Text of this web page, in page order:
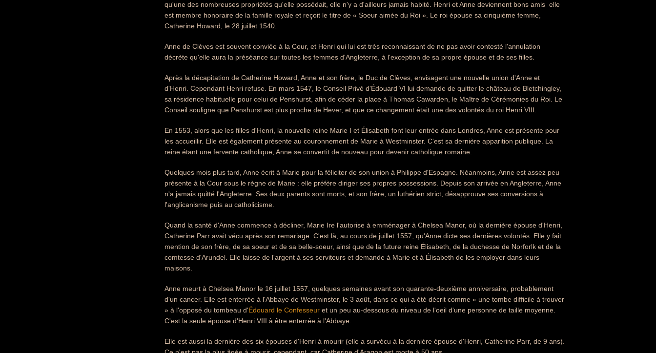
qu'une des nombreuses propriétés qu'elle possédait, elle n'y a d'ailleurs jamais habité. Henri et Anne deviennent bons amis  elle
est membre honoraire de la famille royale et reçoit le titre de « Soeur aimée du Roi ». Le roi épouse sa cinquième femme,
Catherine Howard, le 28 juillet 1540.
Anne de Clèves est souvent conviée à la Cour, et Henri qui lui est très reconnaissant de ne pas avoir contesté l'annulation
décrète qu'elle aura la préséance sur toutes les femmes d'Angleterre, à l'exception de sa propre épouse et de ses filles.
Après la décapitation de Catherine Howard, Anne et son frère, le Duc de Clèves, envisagent une nouvelle union d'Anne et
d'Henri. Cependant Henri refuse. En mars 1547, le Conseil Privé d'Édouard VI lui demande de quitter le château de Bletchingley,
sa résidence habituelle pour celui de Penshurst, afin de céder la place à Thomas Cawarden, le Maître de Cérémonies du Roi. Le
Conseil souligne que Penshurst est plus proche de Hever, et que ce changement était une des volontés du roi Henri VIII.
En 1553, alors que les filles d'Henri, la nouvelle reine Marie I et Élisabeth font leur entrée dans Londres, Anne est présente pour
les accueillir. Elle est également présente au couronnement de Marie à Westminster. C'est sa dernière apparition publique. La
reine étant une fervente catholique, Anne se convertit de nouveau pour devenir catholique romaine.
Quelques mois plus tard, Anne écrit à Marie pour la féliciter de son union à Philippe d'Espagne. Néanmoins, Anne est assez peu
présente à la Cour sous le règne de Marie : elle préfère diriger ses propres possessions. Depuis son arrivée en Angleterre, Anne
n'a jamais quitté l'Angleterre. Ses deux parents sont morts, et son frère, un luthérien strict, désapprouve ses conversions à
l'anglicanisme puis au catholicisme.
Quand la santé d'Anne commence à décliner, Marie Ire l'autorise à emménager à Chelsea Manor, où la dernière épouse d'Henri,
Catherine Parr avait vécu après son remariage. C'est là, au cours de juillet 1557, qu'Anne dicte ses dernières volontés. Elle y fait
mention de son frère, de sa soeur et de sa belle-soeur, ainsi que de la future reine Élisabeth, de la duchesse de Norforlk et de la
comtesse d'Arundel. Elle laisse de l'argent à ses serviteurs et demande à Marie et à Élisabeth de les employer dans leurs
maisons.
Anne meurt à Chelsea Manor le 16 juillet 1557, quelques semaines avant son quarante-deuxième anniversaire, probablement
d'un cancer. Elle est enterrée à l'Abbaye de Westminster, le 3 août, dans ce qui a été décrit comme « une tombe difficile à trouver
» à l'opposé du tombeau d'Édouard le Confesseur et un peu au-dessous du niveau de l'oeil d'une personne de taille moyenne.
C'est la seule épouse d'Henri VIII à être enterrée à l'Abbaye.
Elle est aussi la dernière des six épouses d'Henri à mourir (elle a survécu à la dernière épouse d'Henri, Catherine Parr, de 9 ans).